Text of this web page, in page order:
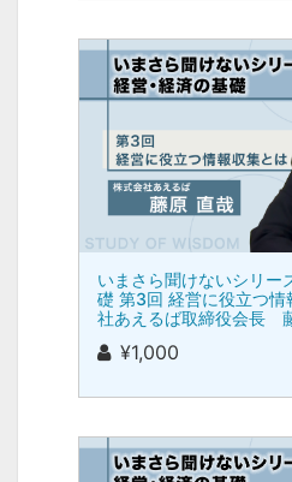
いまさら聞けないシリー
礎 第3回 経営に役立つ情
社あえるば取締役会長
¥1,000